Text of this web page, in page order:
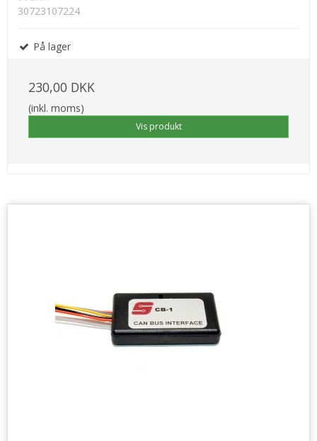
30723107224
På lager
230,00 DKK
(inkl. moms)
Vis produkt